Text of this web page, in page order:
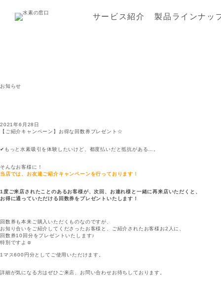
サービス紹介 製品ラインナッ
お知らせ
2021年6月28日
【ご紹介キャンペーン】お得な回数券プレゼント☆
✔もっと水素吸引を体験したいけど、都度払いだと抵抗がある…。
そんなお客様に！
当店では、お友達ご紹介キャンペーンを行っております！
1度ご来店されたことのあるお客様が、次回、お連れ様と一緒に再来店いただくと、
お得に通っていただける回数券をプレゼントいたします！
回数券も本来ご購入いただくものなのですが、
お知り合いをご紹介してくださったお客様と、ご紹介されたお客様お2人に、
回数券10回分をプレゼントいたします♪
特別ですよ☺
1マス600円分としてご使用いただけます。
詳細が気になる方はぜひご来店、お問い合わせお待ちしております。